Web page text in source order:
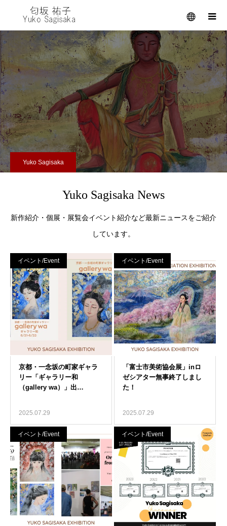
メニュー
Yuko Sagisaka
Yuko Sagisaka News
新作紹介・個展・展覧会イベント紹介など最新ニュースをご紹介
しています。
イベント/Event
2025.07.29
イベント/Event
2025.07.29
イベント/Event イベント/Event